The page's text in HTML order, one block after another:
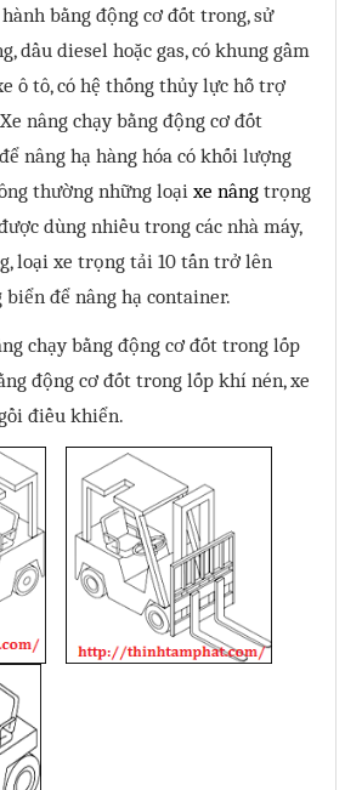
bằng động cơ đốt trong, sử
dầu diesel hoặc gas, có khung gầm
ô tô, có hệ thống thủy lực hỗ trợ
nâng chạy bằng động cơ đốt
nâng hạ hàng hóa có khối lượng
thường những loại xe nâng trọng
dùng nhiều trong các nhà máy,
loại xe trọng tải 10 tấn trở lên
để nâng hạ container.
chạy bằng động cơ đốt trong lốp
động cơ đốt trong lốp khí nén, xe
điều khiển.